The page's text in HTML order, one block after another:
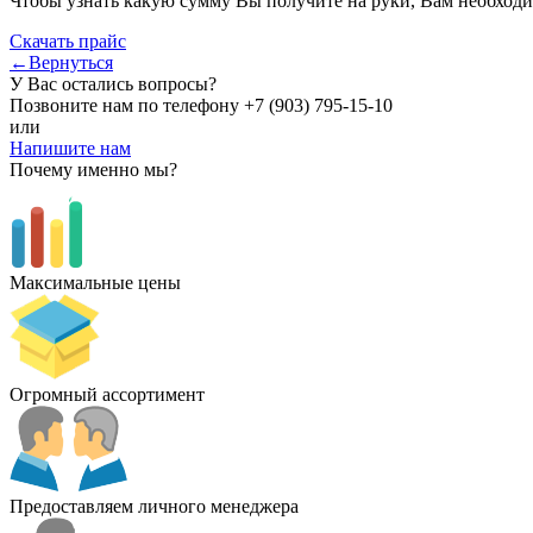
Скачать прайс
←Вернуться
У Вас остались вопросы?
Позвоните нам по телефону +7 (903) 795-15-10
или
Напишите нам
Почему именно мы?
Максимальные цены
Огромный ассортимент
Предоставляем личного менеджера